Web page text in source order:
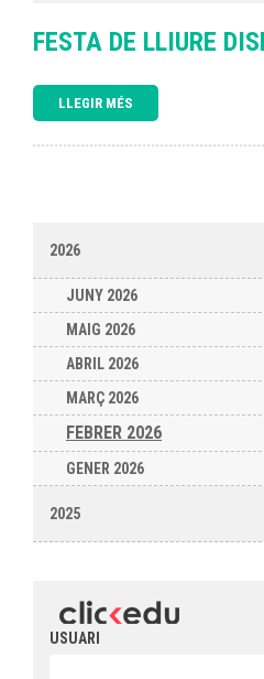
FESTA DE LLIURE
LLEGIR MÉS
2026
JUNY 2026
MAIG 2026
ABRIL 2026
MARÇ 2026
FEBRER 2026
GENER 2026
2025
USUARI